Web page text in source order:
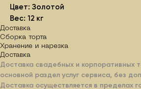
Цвет: Золотой
Вес: 12 кг
Доставка
Сборка торта
Хранение и нарезка
Доставка
Доставка свадебных и корпоративных
основной раздел услуг сервиса, без
Доставка осуществляется в пределах